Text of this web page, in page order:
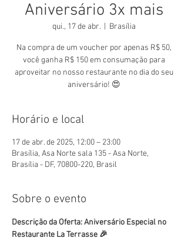
Aniversário 3x mais
qui., 17 de abr. Brasília
Na compra de um voucher por apenas R$ 50,
você ganha R$ 150 em consumação para
aproveitar no nosso restaurante no dia do seu
aniversário! 😍
Horário e local
17 de abr. de 2025, 12:00 – 23:00
Brasília, Asa Norte sala 135 - Asa Norte,
Brasília - DF, 70800-220, Brasil
Sobre o evento
Descrição da Oferta: Aniversário Especial no
Restaurante La Terrasse 🎉